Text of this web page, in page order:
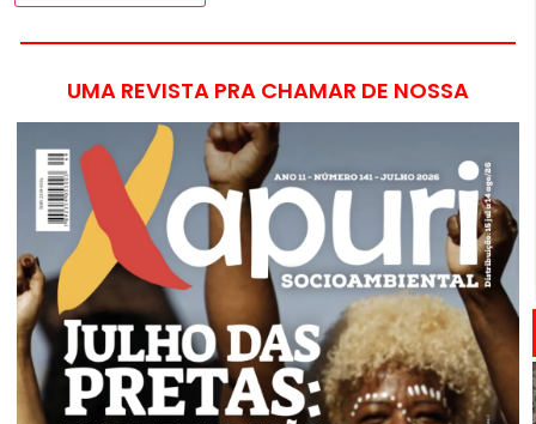
UMA REVISTA PRA CHAMAR DE NOSSA